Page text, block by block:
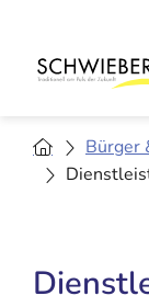
Bürger